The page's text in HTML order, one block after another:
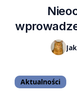
otrzymuje
Aktualności